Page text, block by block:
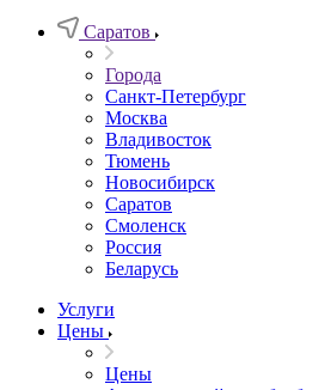
Саратов
Города
Санкт-Петербург
Москва
Владивосток
Тюмень
Новосибирск
Саратов
Смоленск
Россия
Беларусь
Услуги
Цены
Цены